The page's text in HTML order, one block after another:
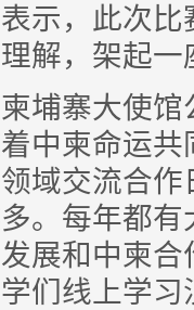
示，此次
解，架起
寨大使馆
中柬命运
域交流合
。每年都
展和中柬
们线上学